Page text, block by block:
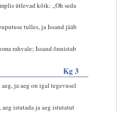
ütlevad kõik: „Oh seda
tulles, ja Issand jääb
rahvale; Issand õnnistab
Kg 3
ja aeg on igal tegevusel
aeg istutada ja aeg istutatut